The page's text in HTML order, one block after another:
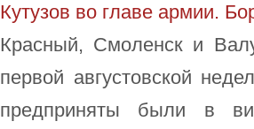
Кутузов во главе армии.
Красный, Смоленск и
первой августовской
предприняты были в